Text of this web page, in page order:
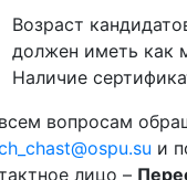
Возраст
должен иметь как
Наличие
вопросам
и
лицо –